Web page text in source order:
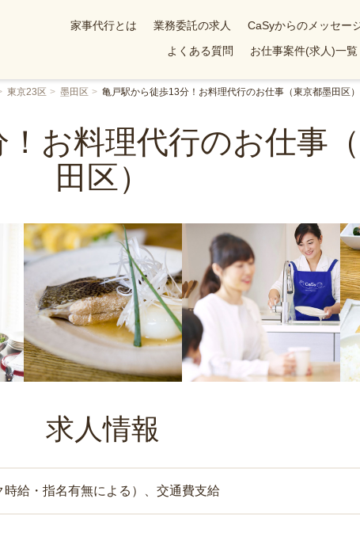
家事代行とは 業務委託の求人 CaSyからのメッセー
よくある質問
お仕事案件(求人)一覧
東京23区 墨田区 亀戸駅から徒歩13分！お料理代行のお仕事（東京都墨田区）
お料理代行のお仕事
田区）
求人情報
時給・指名有無による）、交通費支給